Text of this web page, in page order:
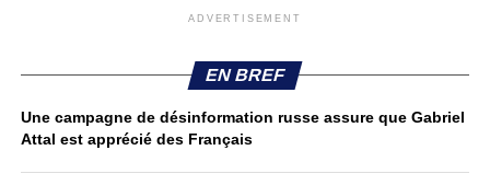
ADVERTISEMENT
EN BREF
Une campagne de désinformation russe assure que Gabriel
Attal est apprécié des Français